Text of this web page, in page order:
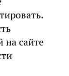
на сайте